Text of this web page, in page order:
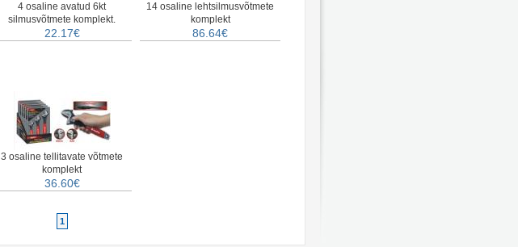
4 osaline avatud 6kt
silmusvõtmete komplekt.
22.17€
14 osaline lehtsilmusvõtmete
komplekt
86.64€
3 osaline tellitavate võtmete
komplekt
36.60€
1